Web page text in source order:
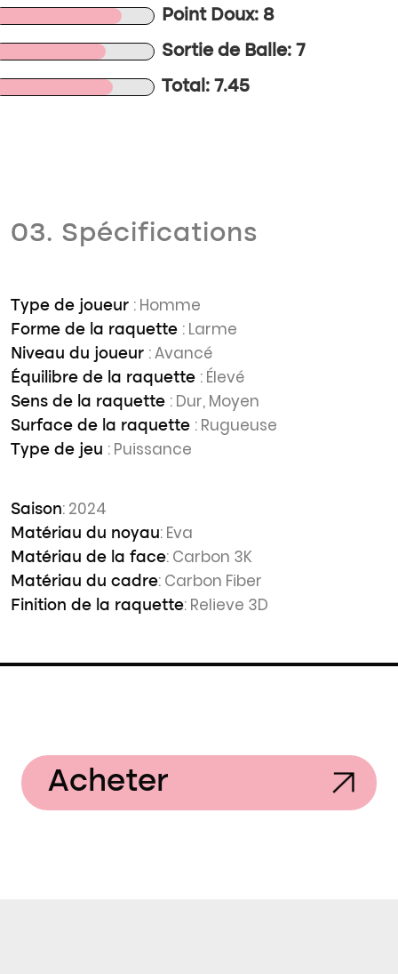
Point Doux: 8
Sortie de Balle: 7
Total: 7.45
03. Spécifications
Type de joueur : Homme
Forme de la raquette : Larme
Niveau du joueur : Avancé
Équilibre de la raquette : Élevé
Sens de la raquette : Dur, Moyen
Surface de la raquette : Rugueuse
Type de jeu : Puissance
Saison: 2024
Matériau du noyau: Eva
Matériau de la face: Carbon 3K
Matériau du cadre: Carbon Fiber
Finition de la raquette: Relieve 3D
Acheter